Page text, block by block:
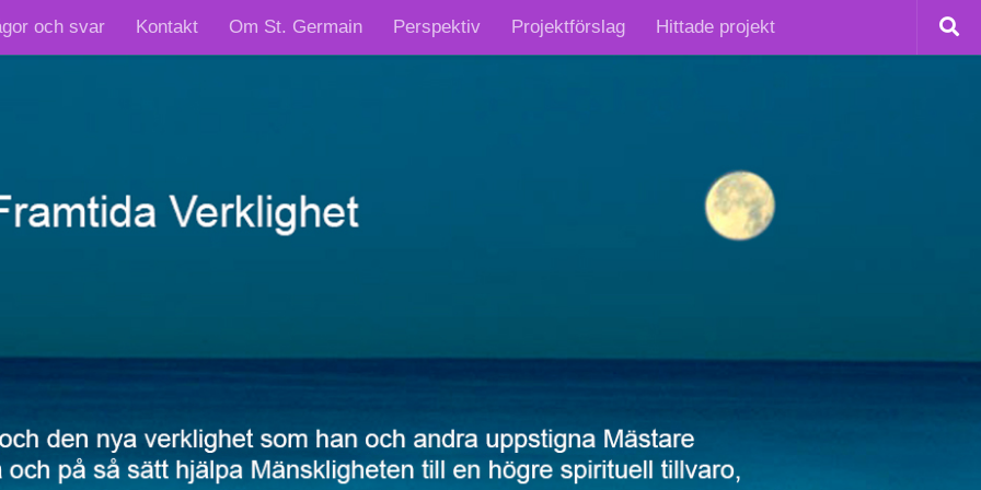
och svar Kontakt Om St. Germain Perspektiv Projektförslag Hittade projekt